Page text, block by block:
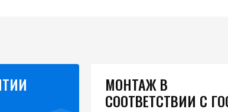
МОНТАЖ В
СООТВЕТСТВИИ С